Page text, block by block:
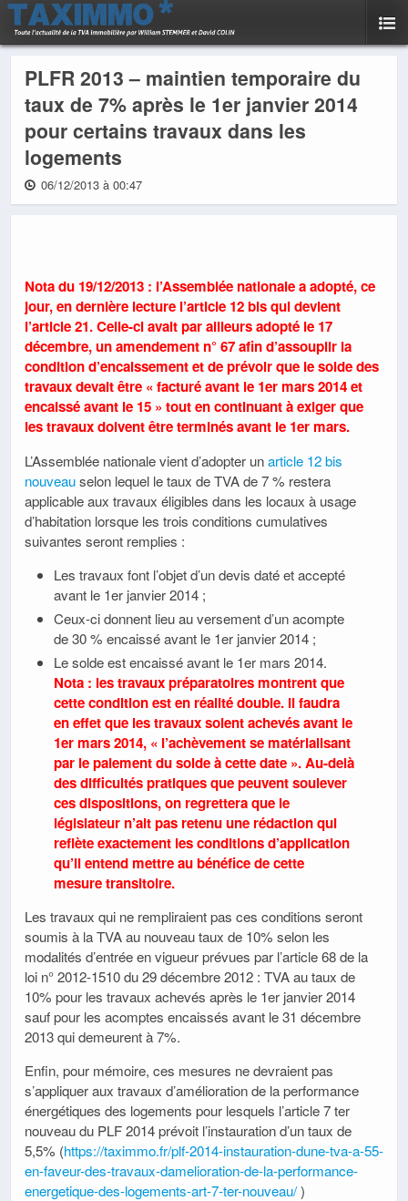
PLFR 2013 – maintien temporaire du
taux de 7% après le 1er janvier 2014
pour certains travaux dans les
logements
06/12/2013 à 00:47
Nota du 19/12/2013 : l’Assemblée nationale a adopté, ce
jour, en dernière lecture l’article 12 bis qui devient
l’article 21. Celle-ci avait par ailleurs adopté le 17
décembre, un amendement n° 67 afin d’assouplir la
condition d’encaissement et de prévoir que le solde des
travaux devait être « facturé avant le 1er mars 2014 et
encaissé avant le 15 » tout en continuant à exiger que
les travaux doivent être terminés avant le 1er mars.
L’Assemblée nationale vient d’adopter unarticle 12 bis
nouveauselon lequel le taux de TVA de 7 % restera
applicable aux travaux éligibles dans les locaux à usage
d’habitation lorsque les trois conditions cumulatives
suivantes seront remplies :
Les travaux font l’objet d’un devis daté et accepté
avant le 1er janvier 2014 ;
Ceux-ci donnent lieu au versement d’un acompte
de 30 % encaissé avant le 1er janvier 2014 ;
Le solde est encaissé avant le 1er mars 2014.
Nota : les travaux préparatoires montrent que
cette condition est en réalité double. il faudra
en effet que les travaux soient achevés avant le
1er mars 2014, « l’achèvement se matérialisant
par le paiement du solde à cette date ». Au-delà
des difficultés pratiques que peuvent soulever
ces dispositions, on regrettera que le
législateur n’ait pas retenu une rédaction qui
reflète exactement les conditions d’application
qu’il entend mettre au bénéfice de cette
mesure transitoire.
Les travaux qui ne rempliraient pas ces conditions seront
soumis à la TVA au nouveau taux de 10% selon les
modalités d’entrée en vigueur prévues par l’article 68 de la
loi n° 2012-1510 du 29 décembre 2012 : TVA au taux de
10% pour les travaux achevés après le 1er janvier 2014
sauf pour les acomptes encaissés avant le 31 décembre
2013 qui demeurent à 7%.
Enfin, pour mémoire, ces mesures ne devraient pas
s’appliquer aux travaux d’amélioration de la performance
énergétiques des logements pour lesquels l’article 7 ter
nouveau du PLF 2014 prévoit l’instauration d’un taux de
5,5% (https://taximmo.fr/plf-2014-instauration-dune-tva-a-55-
en-faveur-des-travaux-damelioration-de-la-performance-
energetique-des-logements-art-7-ter-nouveau/)